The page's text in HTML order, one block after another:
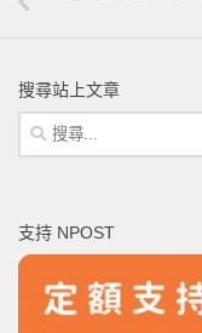
搜尋站上文章
搜
尋
字:
支持 NPOST